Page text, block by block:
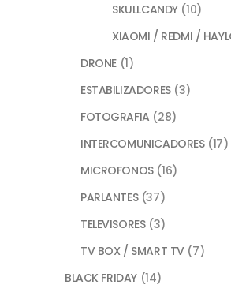
SKULLCANDY (10)
XIAOMI / REDMI /
DRONE (1)
ESTABILIZADORES (3)
FOTOGRAFIA (28)
INTERCOMUNICADORES (17)
MICROFONOS (16)
PARLANTES (37)
TELEVISORES (3)
TV BOX / SMART TV (7)
BLACK FRIDAY (14)